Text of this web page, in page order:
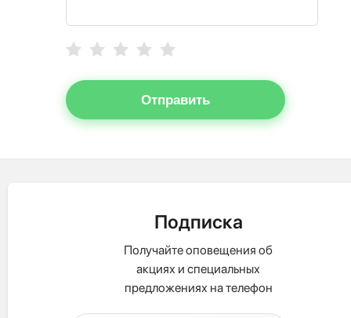
Отправить
Подписка
Получайте оповещения об
акциях и специальных
предложениях на телефон